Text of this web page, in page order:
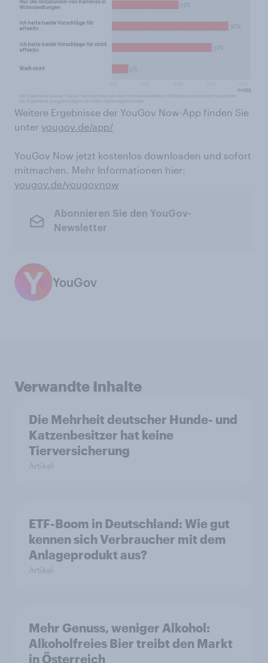
Weitere Ergebnisse der YouGov Now-App finden Sie
unter yougov.de/app/
YouGov Now jetzt kostenlos downloaden und sofort
mitmachen. Mehr Informationen hier:
yougov.de/yougovnow
Abonnieren Sie den YouGov-
Newsletter
YouGov
Verwandte Inhalte
Die Mehrheit deutscher Hunde- und
Katzenbesitzer hat keine
Tierversicherung
Artikel
ETF-Boom in Deutschland: Wie gut
kennen sich Verbraucher mit dem
Anlageprodukt aus?
Artikel
Mehr Genuss, weniger Alkohol:
Alkoholfreies Bier treibt den Markt
in Österreich